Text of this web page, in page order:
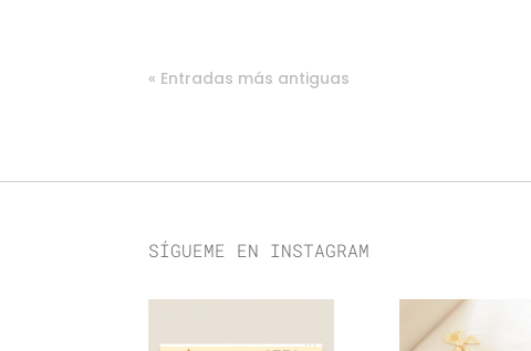
« Entradas más antiguas
SÍGUEME EN INSTAGRAM